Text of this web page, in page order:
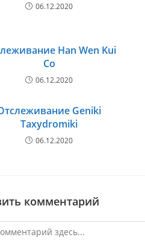
06.12.2020
Han Wen Kui
Co
06.12.2020
Geniki
Taxydromiki
06.12.2020
комментарий